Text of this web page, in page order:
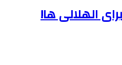
الهلالی ها!